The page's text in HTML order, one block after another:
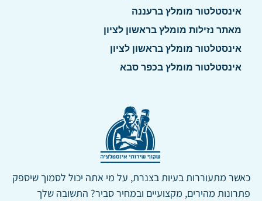
אינסטלטור מומלץ ברעננה
מאתר נזילות מומלץ בראשון לציון
אינסטלטור מומלץ בראשון לציון
אינסטלטור מומלץ בכפר סבא
כאשר מתעוררות בעיות בצנרת, על מי אתה יכול לסמוך שיספק
פתרונות מהירים, מקצועיים ובמחיר סביר? התשובה שלך